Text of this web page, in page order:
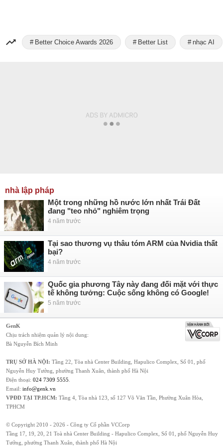
Better Choice Awards 2026 Better List nhạc AI
nhà lập pháp
Một trong những hồ nước lớn nhất Trái Đất
đang "teo nhỏ" nghiêm trọng
4 năm trước
Tại sao thương vụ thâu tóm ARM của Nvidia thất
bại?
4 năm trước
Quốc gia phương Tây này đang đối mặt với thực
tế không tưởng: Cuộc sống không có Google!
5 năm trước
GenK
Chịu trách nhiệm quản lý nội dung:
Bà Nguyễn Bích Minh
TRỤ SỞ HÀ NỘI: Tầng 22, Tòa nhà Center Building, Hapulico Complex, Số 01, phố
Nguyễn Huy Tưởng, phường Thanh Xuân, thành phố Hà Nội
Điện thoại: 024 7309 5555
Email: info@genk.vn
VPĐD TẠI TP.HCM: Tầng 4, Tòa nhà 123, số 127 Võ Văn Tần, Phường Xuân Hòa,
TPHCM
© Copyright 2010 - 2026 - Công ty Cổ phần VCCorp
Tầng 17, 19, 20, 21 Toà nhà Center Building - Hapulico Complex, Số 01, phố Nguyễn Huy
Tưởng, phường Thanh Xuân, thành phố Hà Nội